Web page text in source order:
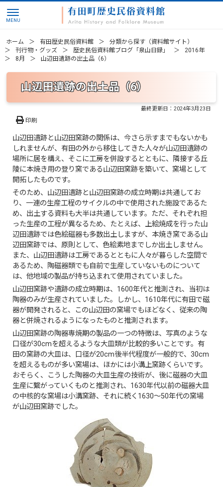
ホーム 有田歴史民俗資料館
分類から探す（資料館サイト）
刊行物・グッズ
歴史民俗資料館ブログ「泉山日録」
2016年
8月
山辺田遺跡の出土品（6）
山辺田遺跡の出土品（6）
最終更新日：2024年3月23日
印刷
山辺田遺跡と山辺田窯跡の関係は、今さら示すまでもないかも
しれませんが、有田の外から移住してきた人々が山辺田遺跡の
場所に居を構え、そこに工房を併設するとともに、隣接する丘
陵に本焼き用の登り窯である山辺田窯跡を築いて、窯場として
開拓したものです。
そのため、山辺田遺跡と山辺田窯跡の成立時期は共通してお
り、一連の生産工程のサイクルの中で使用された施設であるた
め、出土する資料も大半は共通しています。ただ、それぞれ担
った生産の工程が異なるため、たとえば、上絵焼成を行った山
辺田遺跡では色絵磁器も多数出土しますが、本焼き窯である山
辺田窯跡では、原則として、色絵素地までしか出土しません。
また、山辺田遺跡は工房であるとともに人々が暮らした空間で
あるため、陶磁器類でも自前で生産していないものについて
は、他地域の製品が持ち込まれて使用されていました。
山辺田窯跡や遺跡の成立時期は、1600年代と推測され、当初は
陶器のみが生産されていました。しかし、1610年代に有田で磁
器が開発されると、この山辺田の窯場でもほどなく、従来の陶
器と併焼されるようになったものと推測されます。
山辺田窯跡の陶器専焼期の製品の一つの特徴は、写真のような
口径が30cmを超えるような大皿類が比較的多いことです。有
田の窯跡の大皿は、口径が20cm後半代程度が一般的で、30cm
を超えるものが多い窯場は、ほかには小溝上窯跡くらいです。
おそらく、こうした陶器の大皿生産の技術が、後に磁器の大皿
生産に繋がっていくものと推測され、1630年代以前の磁器大皿
の中核的な窯場は小溝窯跡、それに続く1630～50年代の窯場
が山辺田窯跡でした。